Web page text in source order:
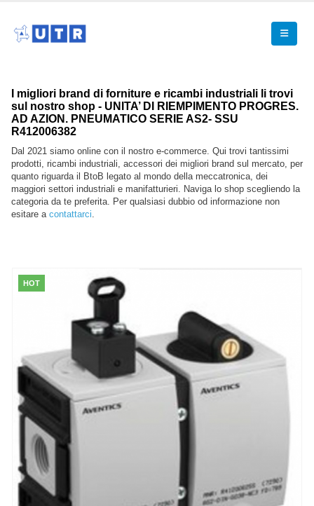
I migliori brand di forniture e ricambi industriali li trovi
sul nostro shop - UNITA’ DI RIEMPIMENTO PROGRES.
AD AZION. PNEUMATICO SERIE AS2- SSU
R412006382
Dal 2021 siamo online con il nostro e-commerce. Qui trovi tantissimi
prodotti, ricambi industriali, accessori dei migliori brand sul mercato, per
quanto riguarda il BtoB legato al mondo della meccatronica, dei
maggiori settori industriali e manifatturieri. Naviga lo shop scegliendo la
categoria da te preferita. Per qualsiasi dubbio od informazione non
esitare a contattarci.
HOT